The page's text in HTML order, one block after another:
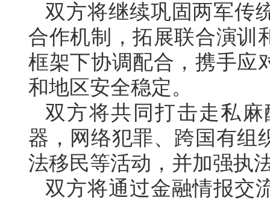
双方将继续巩固两军传
合作机制，拓展联合演训
框架下协调配合，携手应
和地区安全稳定。
双方将共同打击走私
器，网络犯罪、跨国有组
法移民等活动，并加强执
双方将通过金融情报交